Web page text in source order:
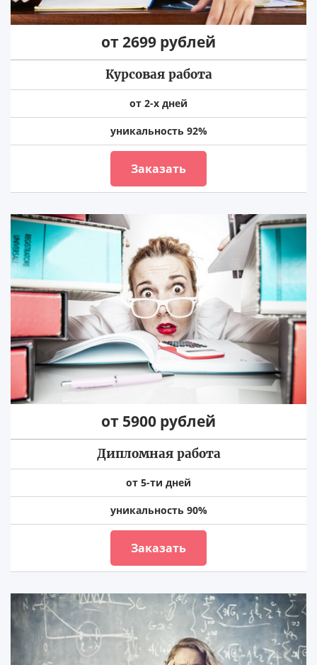
от 2699 рублей
Курсовая работа
от 2-х дней
уникальность 92%
Заказать
от 5900 рублей
Дипломная работа
от 5-ти дней
уникальность 90%
Заказать